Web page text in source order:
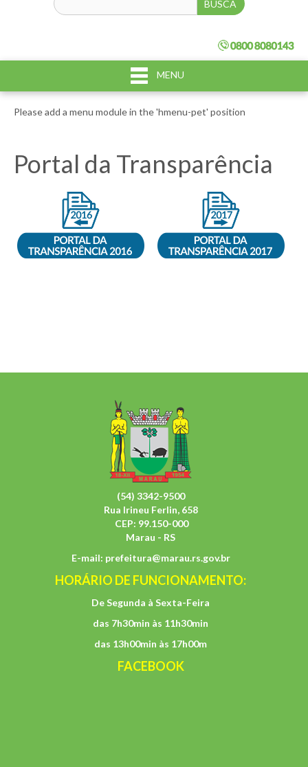
MENU
Please add a menu module in the 'hmenu-pet' position
Portal da Transparência
(54) 3342-9500
Rua Irineu Ferlin, 658
CEP: 99.150-000
Marau - RS
E-mail: prefeitura@marau.rs.gov.br
HORÁRIO DE FUNCIONAMENTO:
De Segunda à Sexta-Feira
das 7h30min às 11h30min
das 13h00min às 17h00m
FACEBOOK